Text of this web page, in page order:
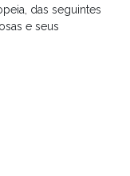
das seguintes
e seus